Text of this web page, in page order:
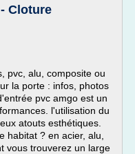
Cloture
pvc, alu, composite ou
la porte : infos, photos
pvc amgo est un
l'utilisation du
atouts esthétiques.
habitat ? en acier, alu,
vous trouverez un large